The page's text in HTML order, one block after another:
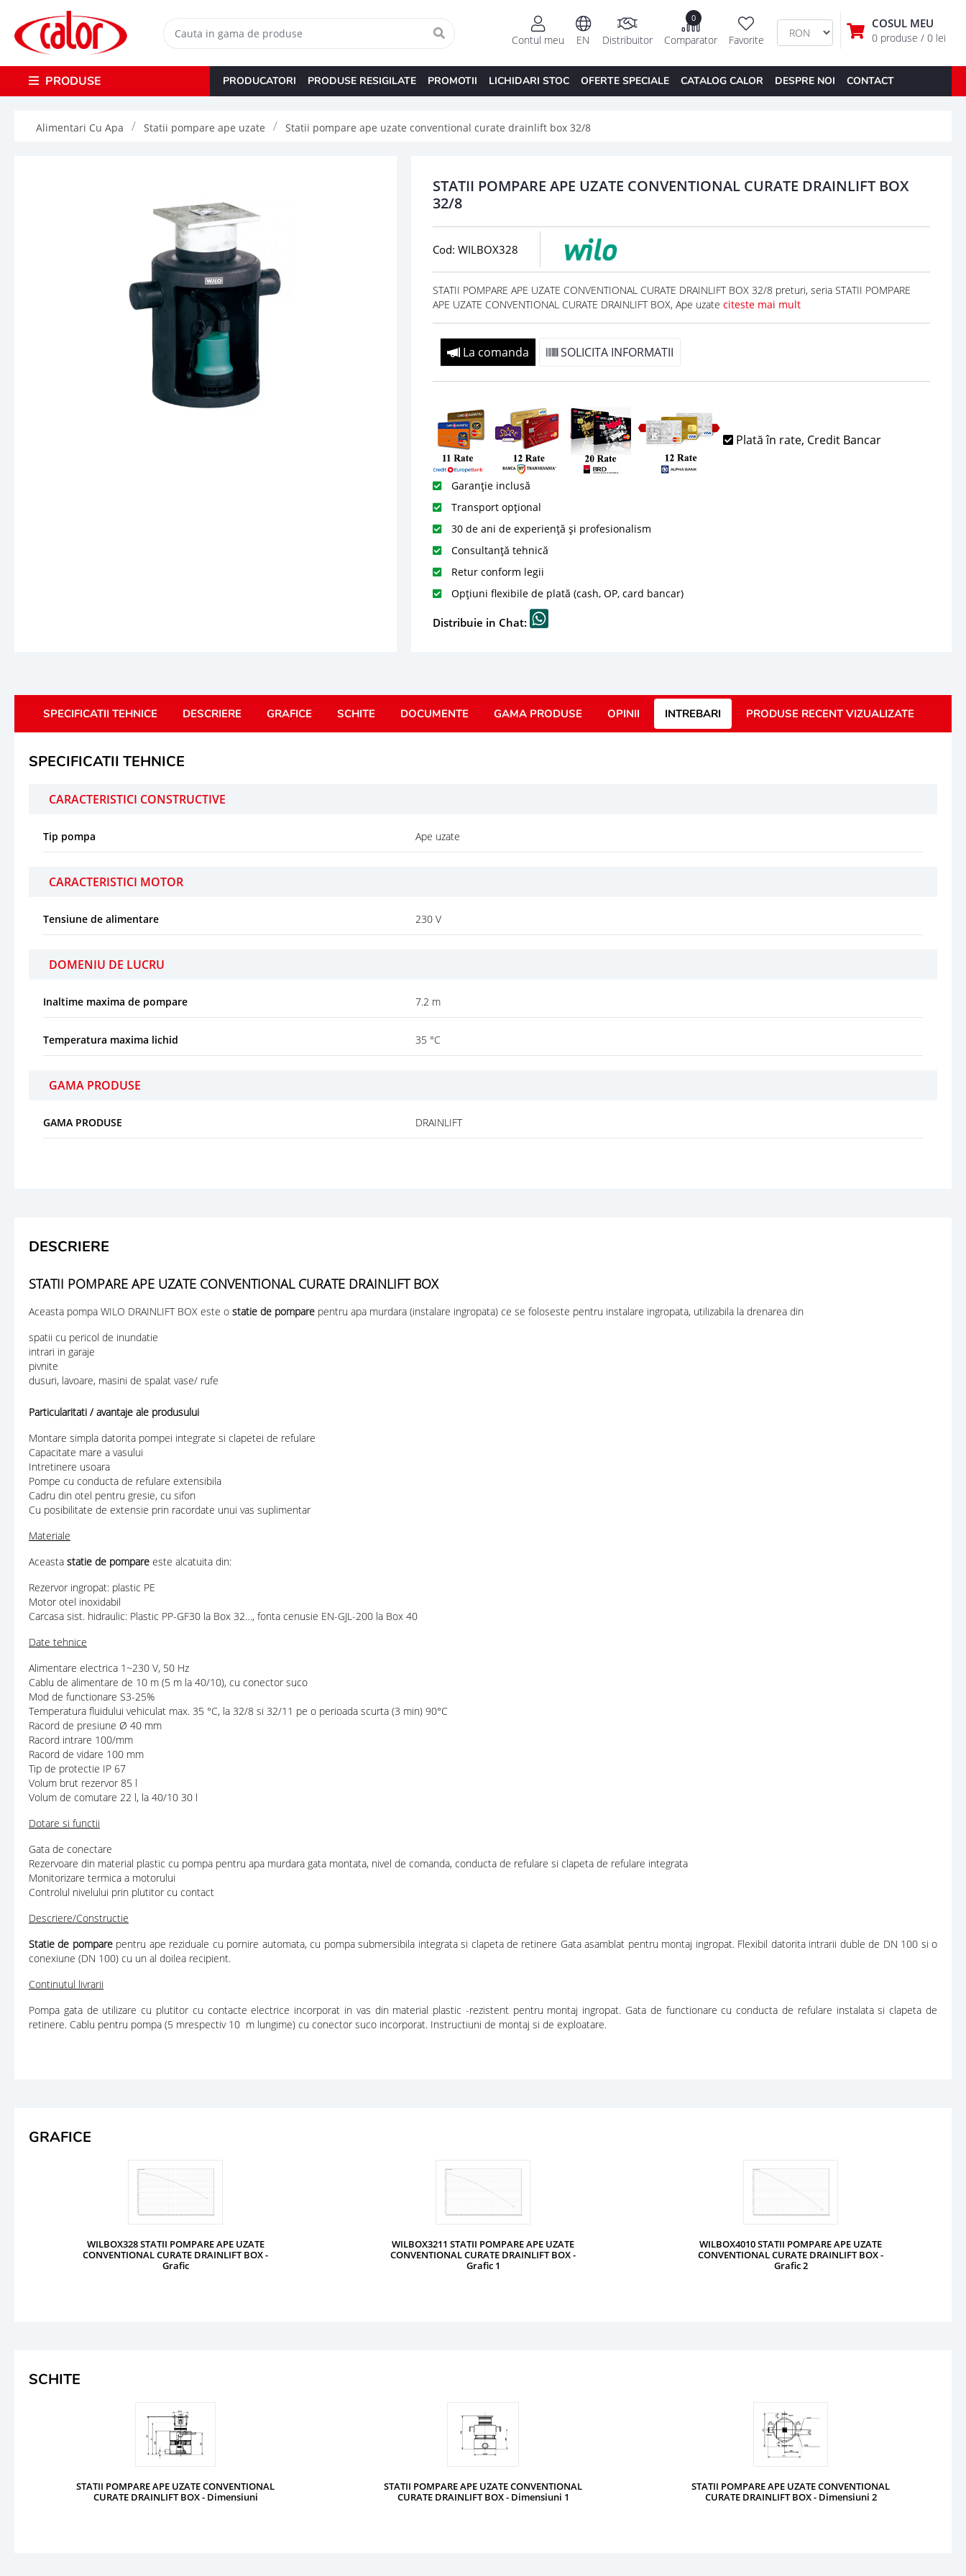
COSUL MEU
0 produse / 0 lei
Favorite
0
Comparator
Distribuitor
EN
Contul meu
PRODUSE PRODUCATORI PRODUSE RESIGILATE PROMOTII LICHIDARI STOC OFERTE SPECIALE CATALOG CALOR DESPRE NOI CONTACT
Alimentari Cu Apa Statii pompare ape uzate Statii pompare ape uzate conventional curate drainlift box 32/8
STATII POMPARE APE UZATE CONVENTIONAL CURATE DRAINLIFT BOX
32/8
Cod: WILBOX328
STATII POMPARE APE UZATE CONVENTIONAL CURATE DRAINLIFT BOX 32/8 preturi, seria STATII POMPARE
APE UZATE CONVENTIONAL CURATE DRAINLIFT BOX, Ape uzate citeste mai mult
La comanda SOLICITA INFORMATII
Plată în rate, Credit Bancar
Garanție inclusă
Transport opțional
30 de ani de experiență și profesionalism
Consultanță tehnică
Retur conform legii
Opțiuni flexibile de plată (cash, OP, card bancar)
Distribuie in Chat:
SPECIFICATII TEHNICE DESCRIERE GRAFICE SCHITE DOCUMENTE GAMA PRODUSE OPINII INTREBARI PRODUSE RECENT VIZUALIZATE
SPECIFICATII TEHNICE
CARACTERISTICI CONSTRUCTIVE
Tip pompa Ape uzate
CARACTERISTICI MOTOR
Tensiune de alimentare 230 V
DOMENIU DE LUCRU
Inaltime maxima de pompare 7.2 m
Temperatura maxima lichid 35 °C
GAMA PRODUSE
GAMA PRODUSE DRAINLIFT
DESCRIERE
STATII POMPARE APE UZATE CONVENTIONAL CURATE DRAINLIFT BOX
Aceasta pompa WILO DRAINLIFT BOX este o statie de pompare pentru apa murdara (instalare ingropata) ce se foloseste pentru instalare ingropata, utilizabila la drenarea din
spatii cu pericol de inundatie
intrari in garaje
pivnite
dusuri, lavoare, masini de spalat vase/ rufe
Particularitati / avantaje ale produsului
Montare simpla datorita pompei integrate si clapetei de refulare
Capacitate mare a vasului
Intretinere usoara
Pompe cu conducta de refulare extensibila
Cadru din otel pentru gresie, cu sifon
Cu posibilitate de extensie prin racordate unui vas suplimentar
Materiale
Aceasta statie de pompare este alcatuita din:
Rezervor ingropat: plastic PE
Motor otel inoxidabil
Carcasa sist. hidraulic: Plastic PP-GF30 la Box 32…, fonta cenusie EN-GJL-200 la Box 40
Date tehnice
Alimentare electrica 1~230 V, 50 Hz
Cablu de alimentare de 10 m (5 m la 40/10), cu conector suco
Mod de functionare S3-25%
Temperatura fluidului vehiculat max. 35 °C, la 32/8 si 32/11 pe o perioada scurta (3 min) 90°C
Racord de presiune Ø 40 mm
Racord intrare 100/mm
Racord de vidare 100 mm
Tip de protectie IP 67
Volum brut rezervor 85 l
Volum de comutare 22 l, la 40/10 30 l
Dotare si functii
Gata de conectare
Rezervoare din material plastic cu pompa pentru apa murdara gata montata, nivel de comanda, conducta de refulare si clapeta de refulare integrata
Monitorizare termica a motorului
Controlul nivelului prin plutitor cu contact
Descriere/Constructie
Statie de pomparepentru ape reziduale cu pornire automata, cu pompa submersibila integrata si clapeta de retinere Gata asamblat pentru montaj ingropat. Flexibil datorita intrarii duble de DN 100 si o
conexiune (DN 100) cu un al doilea recipient.
Continutul livrarii
Pompa gata de utilizare cu plutitor cu contacte electrice incorporat in vas din material plastic -rezistent pentru montaj ingropat. Gata de functionare cu conducta de refulare instalata si clapeta de
retinere. Cablu pentru pompa (5 mrespectiv 10 m lungime) cu conector suco incorporat. Instructiuni de montaj si de exploatare.
GRAFICE
WILBOX328 STATII POMPARE APE UZATE
CONVENTIONAL CURATE DRAINLIFT BOX -
Grafic
WILBOX3211 STATII POMPARE APE UZATE
CONVENTIONAL CURATE DRAINLIFT BOX -
Grafic 1
WILBOX4010 STATII POMPARE APE UZATE
CONVENTIONAL CURATE DRAINLIFT BOX -
Grafic 2
SCHITE
STATII POMPARE APE UZATE CONVENTIONAL
CURATE DRAINLIFT BOX - Dimensiuni
STATII POMPARE APE UZATE CONVENTIONAL
CURATE DRAINLIFT BOX - Dimensiuni 1
STATII POMPARE APE UZATE CONVENTIONAL
CURATE DRAINLIFT BOX - Dimensiuni 2